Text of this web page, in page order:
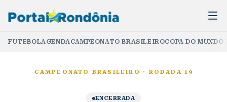
FUTEBOLAGENDACAMPEONATO BRASILEIROCOPA DO
CAMPEONATO BRASILEIRO · RODADA 19
ENCERRADA